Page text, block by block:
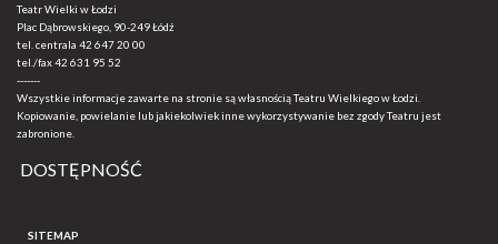
Teatr Wielki w Łodzi
Plac Dąbrowskiego, 90-249 Łódź
tel. centrala 42 647 20 00
tel./fax42 631 95 52
-------
Wszystkie informacje zawarte na stronie są własnością Teatru Wielkiego w Łodzi.
Kopiowanie, powielanie lub jakiekolwiek inne wykorzystywanie bez zgody Teatru jest
zabronione.
DOSTĘPNOŚĆ
SITEMAP